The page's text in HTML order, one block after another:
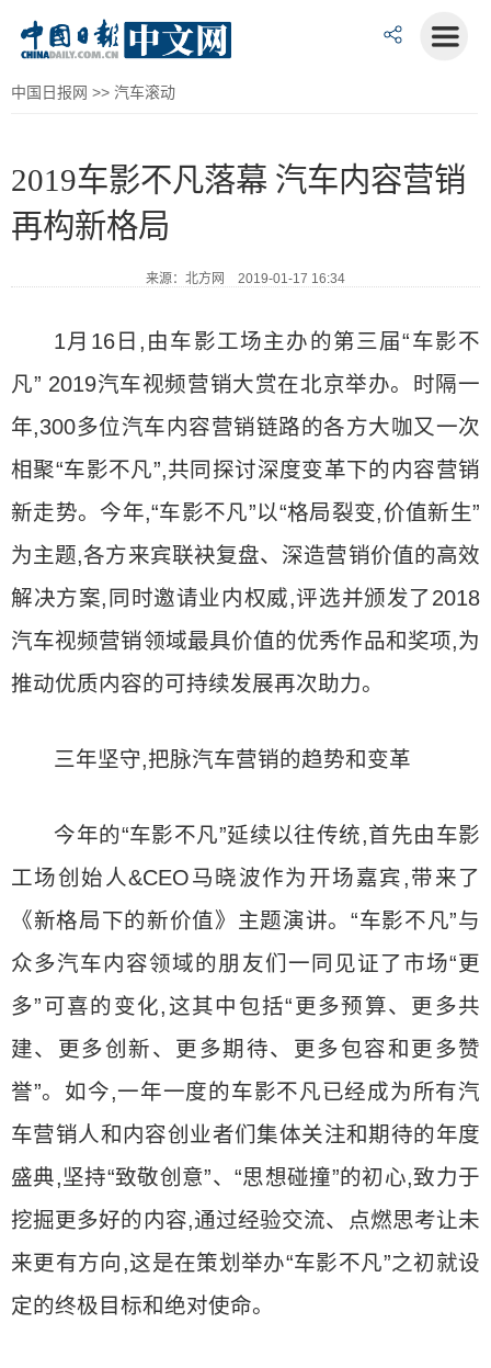
中国日报网 >> 汽车滚动
2019车影不凡落幕 汽车内容营销
再构新格局
来源：北方网 2019-01-17 16:34
1月16日,由车影工场主办的第三届“车影不
凡” 2019汽车视频营销大赏在北京举办。时隔一
年,300多位汽车内容营销链路的各方大咖又一次
相聚“车影不凡”,共同探讨深度变革下的内容营销
新走势。今年,“车影不凡”以“格局裂变,价值新生”
为主题,各方来宾联袂复盘、深造营销价值的高效
解决方案,同时邀请业内权威,评选并颁发了2018
汽车视频营销领域最具价值的优秀作品和奖项,为
推动优质内容的可持续发展再次助力。
三年坚守,把脉汽车营销的趋势和变革
今年的“车影不凡”延续以往传统,首先由车影
工场创始人&CEO马晓波作为开场嘉宾,带来了
《新格局下的新价值》主题演讲。“车影不凡”与
众多汽车内容领域的朋友们一同见证了市场“更
多”可喜的变化,这其中包括“更多预算、更多共
建、更多创新、更多期待、更多包容和更多赞
誉”。如今,一年一度的车影不凡已经成为所有汽
车营销人和内容创业者们集体关注和期待的年度
盛典,坚持“致敬创意”、“思想碰撞”的初心,致力于
挖掘更多好的内容,通过经验交流、点燃思考让未
来更有方向,这是在策划举办“车影不凡”之初就设
定的终极目标和绝对使命。